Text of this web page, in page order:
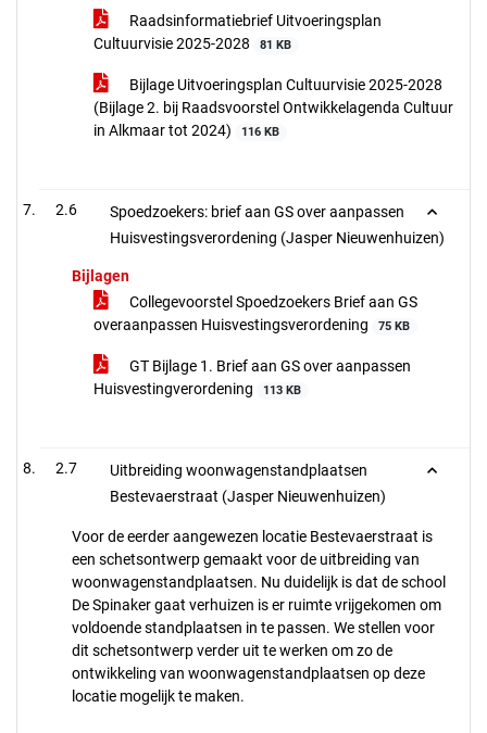
Raadsinformatiebrief Uitvoeringsplan
Cultuurvisie 2025-2028
81 KB
Bijlage Uitvoeringsplan Cultuurvisie 2025-2028
(Bijlage 2. bij Raadsvoorstel Ontwikkelagenda Cultuur
in Alkmaar tot 2024)
116 KB
2.6
Spoedzoekers: brief aan GS over aanpassen
Huisvestingsverordening (Jasper Nieuwenhuizen)
Bijlagen
Collegevoorstel Spoedzoekers Brief aan GS
overaanpassen Huisvestingsverordening
75 KB
GT Bijlage 1. Brief aan GS over aanpassen
Huisvestingverordening
113 KB
2.7
Uitbreiding woonwagenstandplaatsen
Bestevaerstraat (Jasper Nieuwenhuizen)
Voor de eerder aangewezen locatie Bestevaerstraat is
een schetsontwerp gemaakt voor de uitbreiding van
woonwagenstandplaatsen. Nu duidelijk is dat de school
De Spinaker gaat verhuizen is er ruimte vrijgekomen om
voldoende standplaatsen in te passen. We stellen voor
dit schetsontwerp verder uit te werken om zo de
ontwikkeling van woonwagenstandplaatsen op deze
locatie mogelijk te maken.